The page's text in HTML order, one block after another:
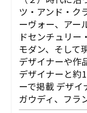
ツ・アンド・ク
ーヴォー、アー
ドセンチュリー
モダン、そして
デザイナーや作
デザイナーと約
ーで掲載 デザイ
ガウディ、フラ